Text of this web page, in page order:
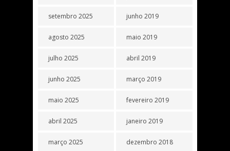
setembro 2025
agosto 2025
julho 2025
junho 2025
maio 2025
abril 2025
março 2025
junho 2019
maio 2019
abril 2019
março 2019
fevereiro 2019
janeiro 2019
dezembro 2018